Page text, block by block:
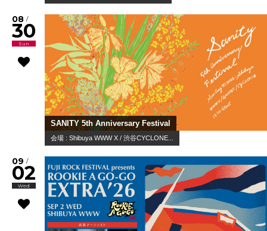
08 /
30
Sun
SANITY 5th Anniversary Festival
会場 : Shibuya WWW X / 渋谷CYCLONE...
09 /
02
Wed